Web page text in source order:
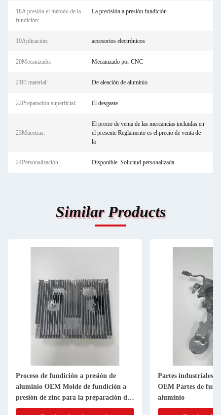
18A presión el método de la
fundición:
La precisión a presión fundición
19Aplicación: accesorios electrónicos
20Mecanizado: Mecanizado por CNC
21El material: De aleación de aluminio
22Preparación superficial: El desgaste
23Muestras:
El precio de venta de las mercancías incluidas en
el presente Reglamento es el precio de venta de
la
24Personalización: Disponible. Solicitud personalizada
Similar Products
Proceso de fundición a presión de
aluminio OEM Molde de fundición a
presión de zinc para la preparación de
la superficie de desbordaje
Partes industriales
OEM Partes de
aluminio